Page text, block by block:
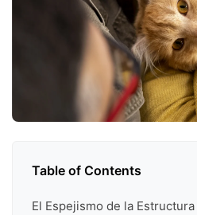
Table of Contents
El Espejismo de la